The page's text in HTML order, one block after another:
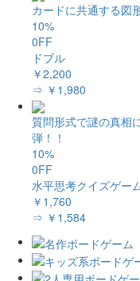
カードに共通する図
10%
0FF
ドブル
￥2,200
⇒ ￥1,980
質問形式で謎の真相
弾！！
10%
0FF
水平思考クイズゲー
￥1,760
⇒ ￥1,584